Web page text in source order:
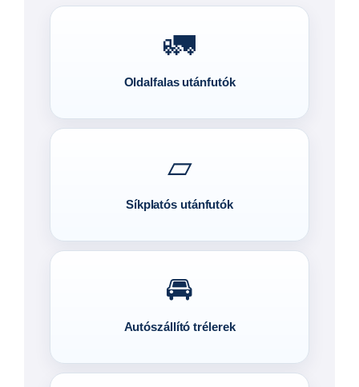
🚛
Oldalfalas utánfutók
▱
Síkplatós utánfutók
🚘
Autószállító trélerek